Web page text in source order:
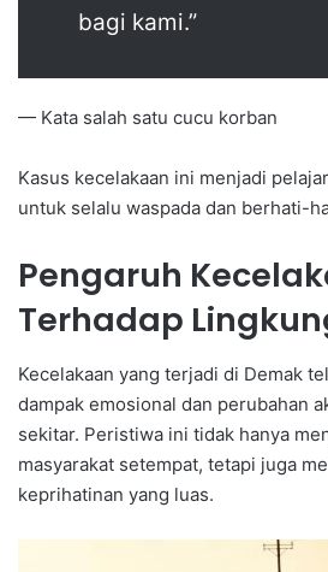
bagi kami.”
— Kata salah satu cucu korban
Kasus kecelakaan ini menjadi
untuk selalu waspada dan berhati-
Pengaruh
Terhadap
Kecelakaan yang terjadi di Demak
dampak emosional dan perubahan
sekitar. Peristiwa ini tidak hanya
masyarakat setempat, tetapi juga
keprihatinan yang luas.